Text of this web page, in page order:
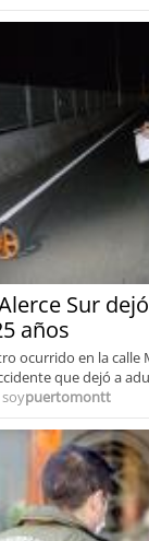
Sur
años
ocurrido en la
que dejó a
soypuertomontt